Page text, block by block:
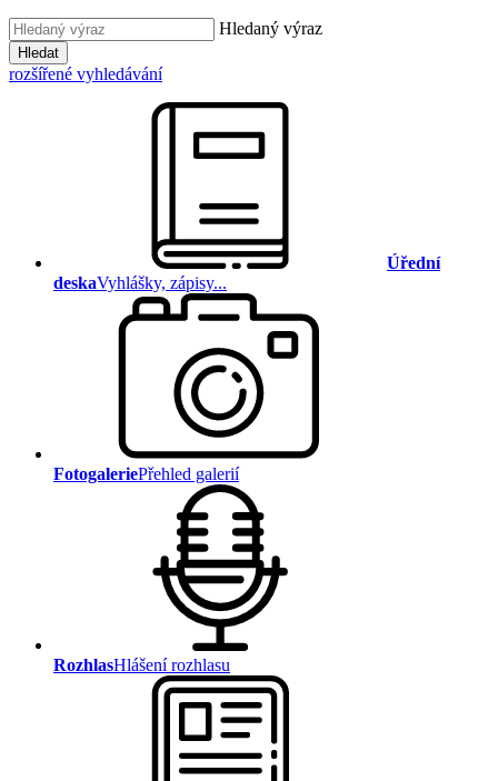
Hledaný výraz
Hledat
rozšířené vyhledávání
Úřední
deskaVyhlášky, zápisy...
FotogaleriePřehled galerií
RozhlasHlášení rozhlasu